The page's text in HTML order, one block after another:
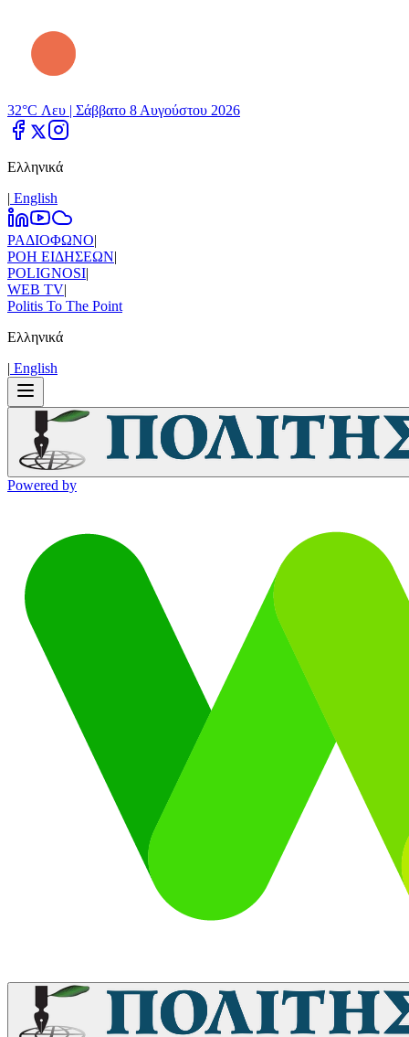
32°C Λευ | Σάββατο 8 Αυγούστου 2026
Ελληνικά
| Εnglish
ΡΑΔΙΟΦΩΝΟ|
ΡΟΗ ΕΙΔΗΣΕΩΝ|
POLIGNOSI|
WEB TV|
Politis To The Point
Ελληνικά
| Εnglish
Powered by